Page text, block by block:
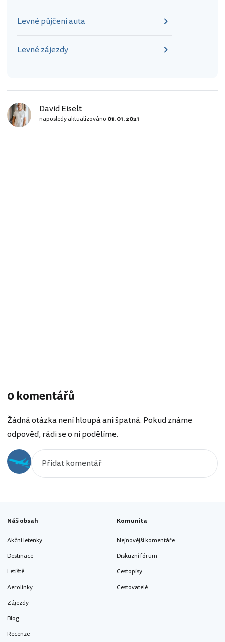
Levné půjčení auta
Levné zájezdy
David Eiselt
naposledy aktualizováno 01. 01. 2021
0 komentářů
Žádná otázka není hloupá ani špatná. Pokud známe
odpověď, rádi se o ni podělíme.
Náš obsah
Akční letenky
Destinace
Letiště
Aerolinky
Zájezdy
Blog
Recenze
Komunita
Nejnovější komentáře
Diskuzní fórum
Cestopisy
Cestovatelé